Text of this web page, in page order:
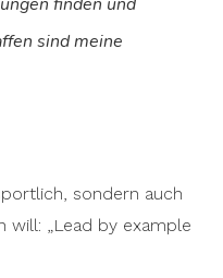
sind meine
sondern auch
will: „Lead by example